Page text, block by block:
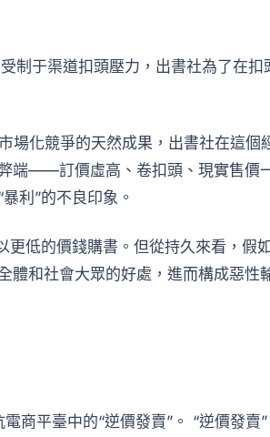
制于渠道扣頭壓力，出書社為了在扣
場化競爭的天然成果，出書社在這個
端——訂價虛高、卷扣頭、現實售價
利”的不良印象。
低的價錢購書。但從持久來看，假
和社會大眾的好處，進而構成惡性
商平臺中的“逆價發賣”。 “逆價發